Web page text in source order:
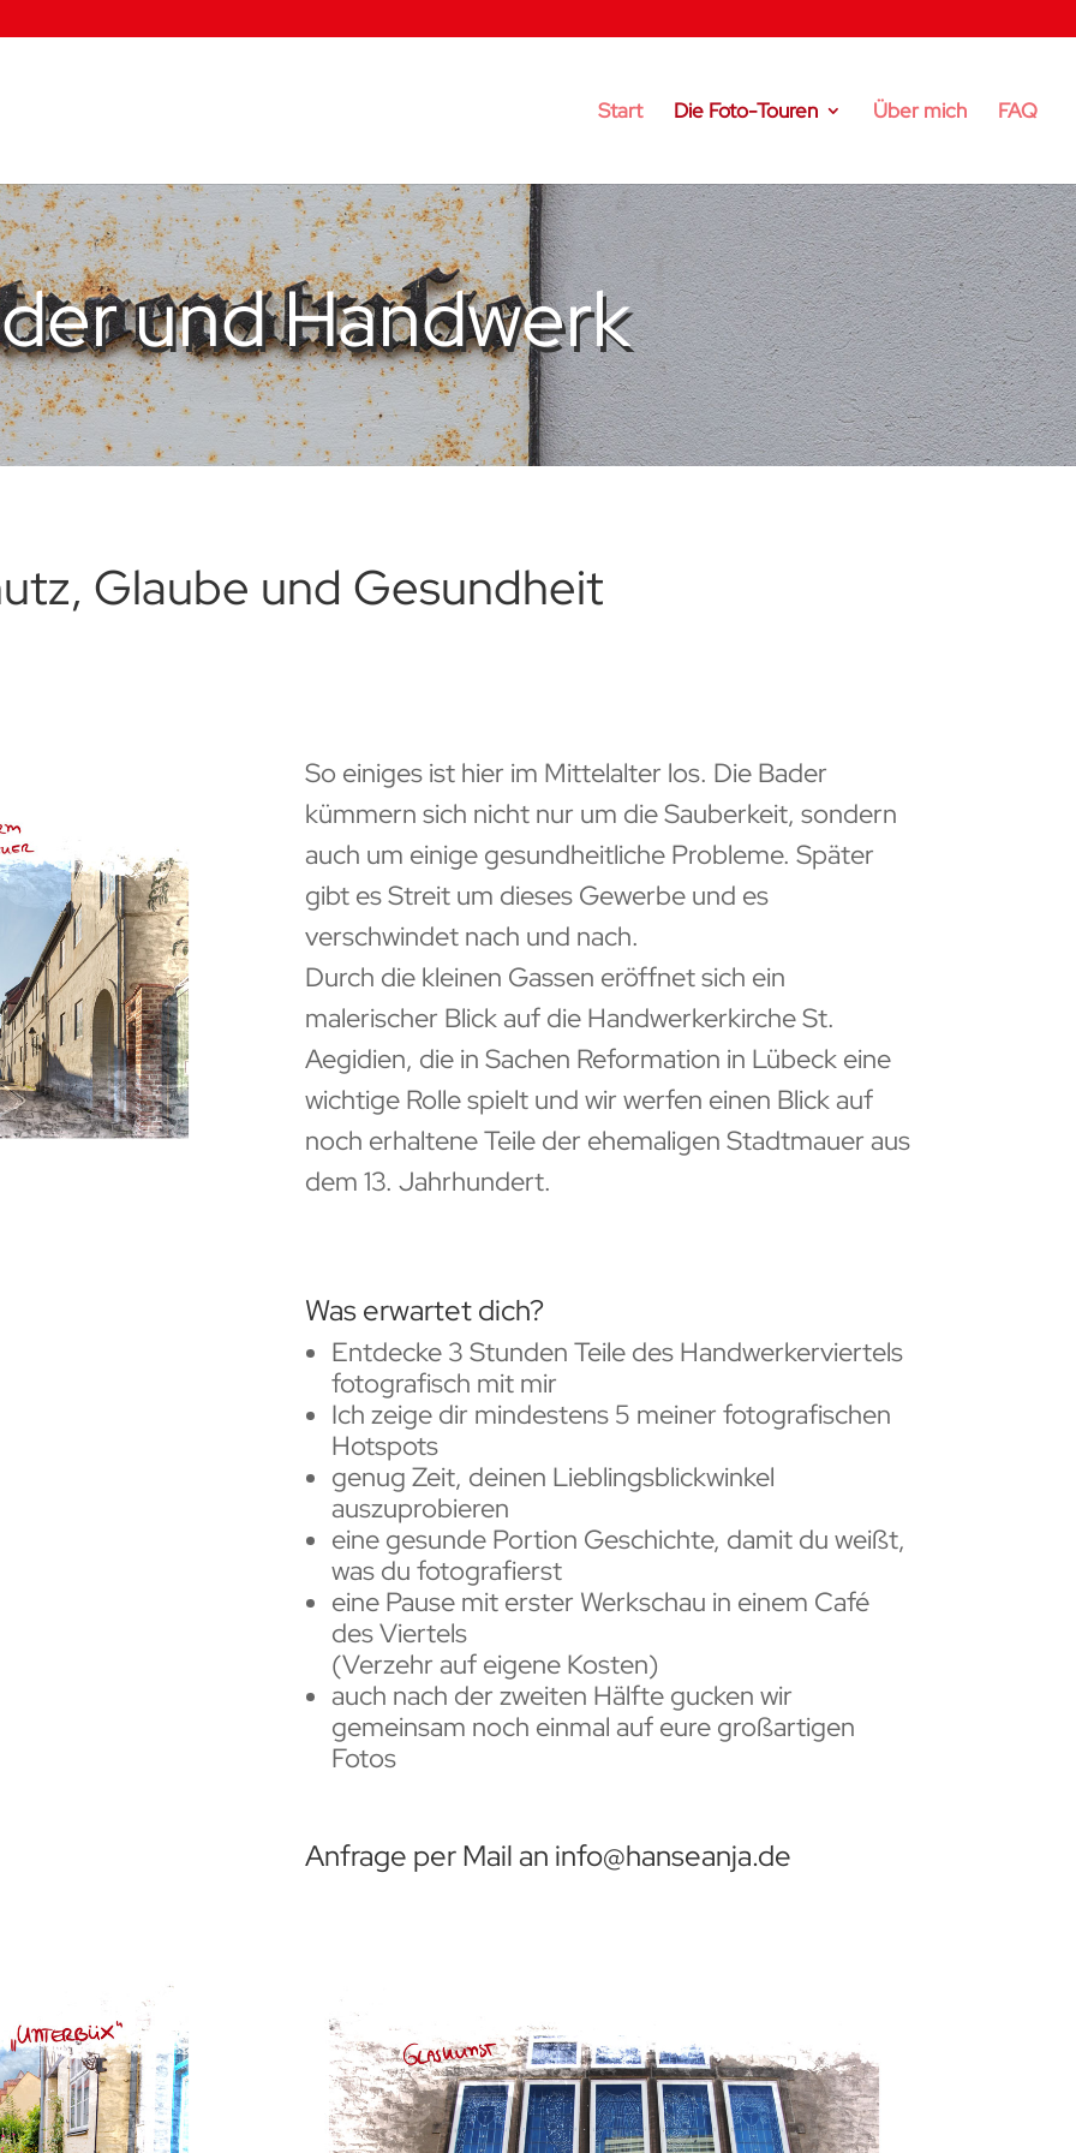
Start Die Foto-Touren Über mich FAQ
und Handwerk
Glaube und Gesundheit
So einiges ist hier im Mittelalter los. Die Bader
kümmern sich nicht nur um die Sauberkeit, sondern
auch um einige gesundheitliche Probleme. Später
gibt es Streit um dieses Gewerbe und es
verschwindet nach und nach.
Durch die kleinen Gassen eröffnet sich ein
malerischer Blick auf die Handwerkerkirche St.
Aegidien, die in Sachen Reformation in Lübeck eine
wichtige Rolle spielt und wir werfen einen Blick auf
noch erhaltene Teile der ehemaligen Stadtmauer aus
dem 13. Jahrhundert.
Was erwartet dich?
Entdecke 3 Stunden Teile des Handwerkerviertels
fotografisch mit mir
Ich zeige dir mindestens 5 meiner fotografischen
Hotspots
genug Zeit, deinen Lieblingsblickwinkel
auszuprobieren
eine gesunde Portion Geschichte, damit du weißt,
was du fotografierst
eine Pause mit erster Werkschau in einem Café
des Viertels
(Verzehr auf eigene Kosten)
auch nach der zweiten Hälfte gucken wir
gemeinsam noch einmal auf eure großartigen
Fotos
Anfrage per Mail an info@hanseanja.de